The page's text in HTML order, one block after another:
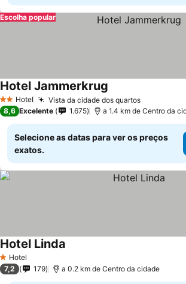
Escolha popular
2 Estrelas
Hotel Vista da cidade dos quartos
Hotel Jammerkrug
8,6 Excelente 1.675 a 1.4 km de Centro da
Selecione as datas para ver os preços
exatos.
1 Estrelas
Hotel
Hotel Linda
7,2 179 a 0.2 km de Centro da cidade